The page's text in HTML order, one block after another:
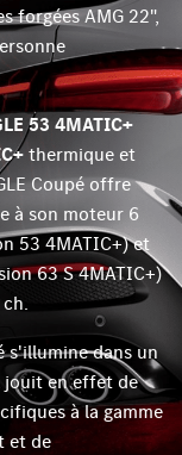
forgées AMG 22",
53 4MATIC+
thermique et
Coupé offre
à son moteur 6
53 4MATIC+) et
63 S 4MATIC+)
s'illumine dans un
jouit en effet de
à la gamme
et de